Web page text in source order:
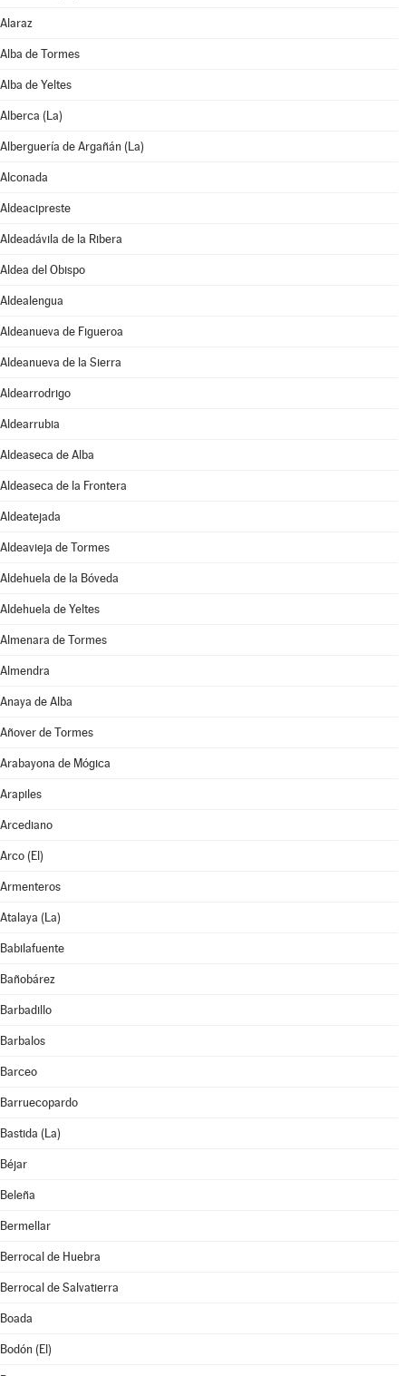
Alaraz
Alba de Tormes
Alba de Yeltes
Alberca (La)
Alberguería de Argañán (La)
Alconada
Aldeacipreste
Aldeadávila de la Ribera
Aldea del Obispo
Aldealengua
Aldeanueva de Figueroa
Aldeanueva de la Sierra
Aldearrodrigo
Aldearrubia
Aldeaseca de Alba
Aldeaseca de la Frontera
Aldeatejada
Aldeavieja de Tormes
Aldehuela de la Bóveda
Aldehuela de Yeltes
Almenara de Tormes
Almendra
Anaya de Alba
Añover de Tormes
Arabayona de Mógica
Arapiles
Arcediano
Arco (El)
Armenteros
Atalaya (La)
Babilafuente
Bañobárez
Barbadillo
Barbalos
Barceo
Barruecopardo
Bastida (La)
Béjar
Beleña
Bermellar
Berrocal de Huebra
Berrocal de Salvatierra
Boada
Bodón (El)